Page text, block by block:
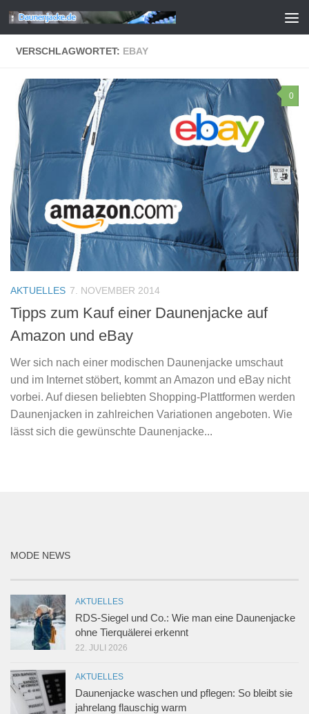
Zum Inhalt springen
VERSCHLAGWORTET: EBAY
0
AKTUELLES 7. NOVEMBER 2014
Tipps zum Kauf einer Daunenjacke auf
Amazon und eBay
Wer sich nach einer modischen Daunenjacke umschaut
und im Internet stöbert, kommt an Amazon und eBay nicht
vorbei. Auf diesen beliebten Shopping-Plattformen werden
Daunenjacken in zahlreichen Variationen angeboten. Wie
lässt sich die gewünschte Daunenjacke...
MODE NEWS
AKTUELLES
RDS-Siegel und Co.: Wie man eine Daunenjacke
ohne Tierquälerei erkennt
22. JULI 2026
AKTUELLES
Daunenjacke waschen und pflegen: So bleibt sie
jahrelang flauschig warm